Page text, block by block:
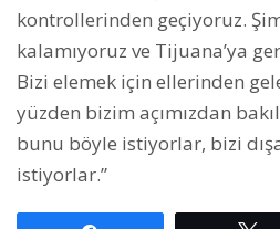
kontrollerinden geçiyoruz.
kalamıyoruz ve Tijuana’ya
Bizi elemek için ellerinden
yüzden bizim açımızdan
bunu böyle istiyorlar, bizi
istiyorlar.”